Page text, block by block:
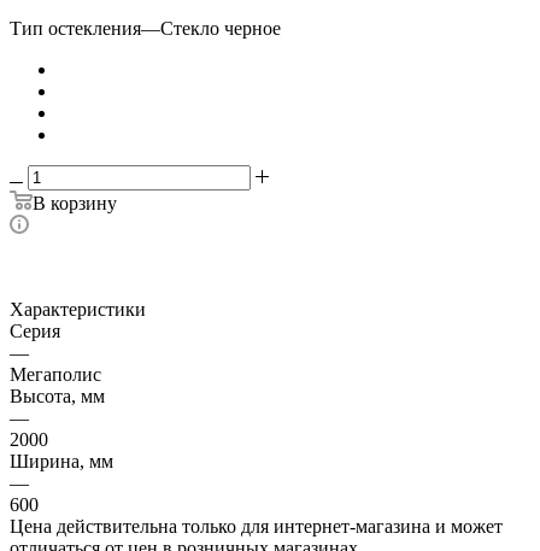
Тип остекления—Стекло черное
В корзину
Характеристики
Серия
—
Мегаполис
Высота, мм
—
2000
Ширина, мм
—
600
Цена действительна только для интернет-магазина и может